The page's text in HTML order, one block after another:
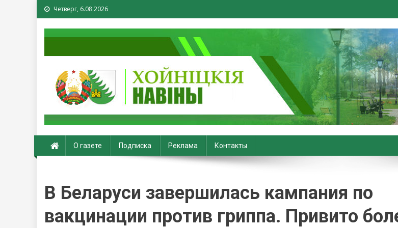
Четверг, 6.08.2026
Хойники. Хойнiцкiя навiны. Новости
О газете Подписка Реклама Контакты
В Беларуси завершилась кампания по
вакцинации против гриппа. Привито